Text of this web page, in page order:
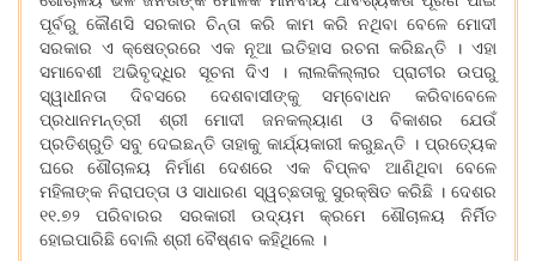
ପୂର୍ବରୁ କୌଣସି ସରକାର ଚିନ୍ତା କରି କାମ କରି ନଥିବା ବେଳେ ମୋଦୀ
ସରକାର ଏ କ୍ଷେତ୍ରରେ ଏକ ନୂଆ ଇତିହାସ ରଚନା କରିଛନ୍ତି । ଏହା
ସମାବେଶୀ ଅଭିବୃଦ୍ଧିର ସୂଚନା ଦିଏ । ଲାଲକିଲ୍ଲାର ପ୍ରାଚୀର ଉପରୁ
ସ୍ୱାଧୀନତା ଦିବସରେ ଦେଶବାସୀଙ୍କୁ ସମ୍ବୋଧନ କରିବାବେଳେ
ପ୍ରଧାନମନ୍ତ୍ରୀ ଶ୍ରୀ ମୋଦୀ ଜନକଲ୍ୟାଣ ଓ ବିକାଶର ଯେଉଁ
ପ୍ରତିଶ୍ରୁତି ସବୁ ଦେଇଛନ୍ତି ତାହାକୁ କାର୍ଯ୍ୟକାରୀ କରୁଛନ୍ତି । ପ୍ରତ୍ୟେକ
ଘରେ ଶୌଚାଳୟ ନିର୍ମାଣ ଦେଶରେ ଏକ ବିପ୍ଳବ ଆଣିଥିବା ବେଳେ
ମହିଳାଙ୍କ ନିରାପତ୍ତା ଓ ସାଧାରଣ ସ୍ୱଚ୍ଛତାକୁ ସୁରକ୍ଷିତ କରିଛି । ଦେଶର
୧୧.୭୨ ପରିବାରର ସରକାରୀ ଉଦ୍ୟମ କ୍ରମେ ଶୌଚାଳୟ ନିର୍ମିତ
ହୋଇପାରିଛି ବୋଲି ଶ୍ରୀ ବୈଷ୍ଣବ କହିଥିଲେ ।